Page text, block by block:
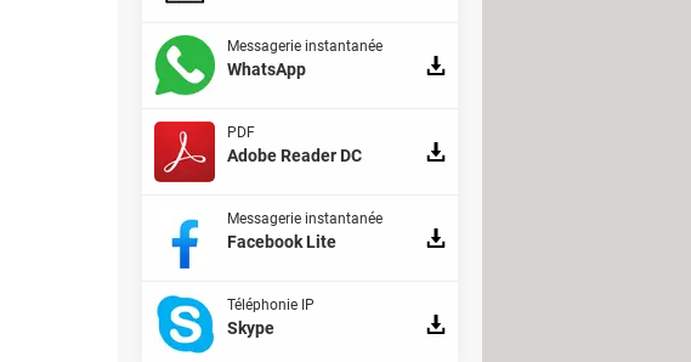
Messagerie instantanée
WhatsApp
PDF
Adobe Reader DC
Messagerie instantanée
Facebook Lite
Téléphonie IP
Skype